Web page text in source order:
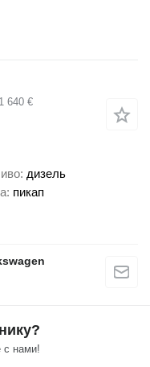
640 €
дизель
пикап
с нами!